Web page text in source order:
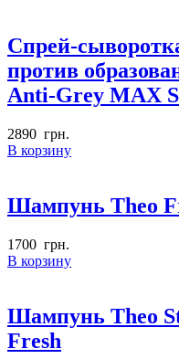
Спрей-
против
Anti-Grey MAX
2890 грн.
В корзину
Шампунь Theo
1700 грн.
В корзину
Шампунь Theo
Fresh